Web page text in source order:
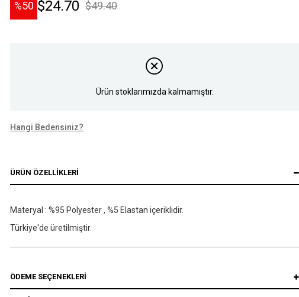
50 $49.40
$24.70
Ürün stoklarımızda kalmamıştır.
Hangi Bedensiniz?
ÜRÜN ÖZELLIKLERI
Materyal : %95 Polyester , %5 Elastan içeriklidir.
Türkiye'de üretilmiştir.
ÖDEME SEÇENEKLERI